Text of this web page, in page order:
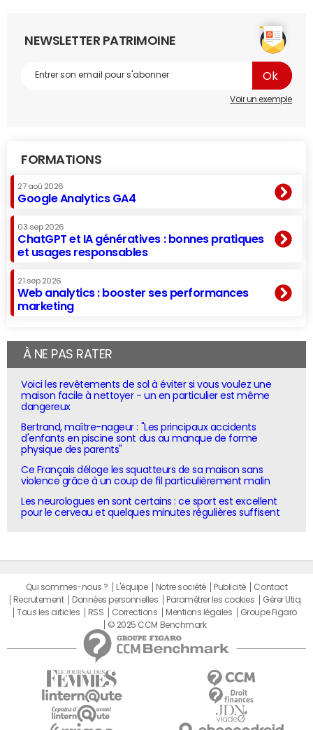
NEWSLETTER PATRIMOINE
Voir un exemple
FORMATIONS
27 aoû 2026
Google Analytics GA4
03 sep 2026
ChatGPT et IA génératives : bonnes pratiques
et usages responsables
21 sep 2026
Web analytics : booster ses performances
marketing
À NE PAS RATER
Voici les revêtements de sol à éviter si vous voulez une
maison facile à nettoyer - un en particulier est même
dangereux
Bertrand, maître-nageur : "Les principaux accidents
d'enfants en piscine sont dus au manque de forme
physique des parents"
Ce Français déloge les squatteurs de sa maison sans
violence grâce à un coup de fil particulièrement malin
Les neurologues en sont certains : ce sport est excellent
pour le cerveau et quelques minutes régulières suffisent
Qui sommes-nous ? L'équipe Notre société Publicité
Contact
Recrutement
Données personnelles Paramétrer les cookies
Gérer Utiq
Tous les articles
RSS Corrections Mentions légales
Groupe Figaro
© 2025 CCM Benchmark